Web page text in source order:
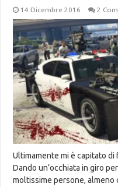
14 Dicembre 2016 2
Ultimamente mi è capitato di
Dando un’occhiata in giro
moltissime persone, almeno